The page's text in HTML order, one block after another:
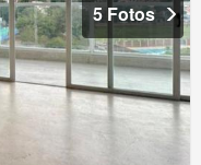
5 Fotos